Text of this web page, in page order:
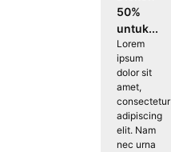
50%
untuk...
Lorem
ipsum
dolor sit
amet,
consectetur
adipiscing
elit. Nam
nec urna